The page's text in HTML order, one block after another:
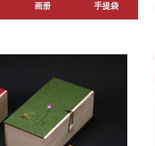
画册 手提袋